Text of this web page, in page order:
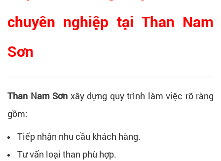
chuyên nghiệp tại Than Nam
Sơn
Than Nam Sơn xây dựng quy trình làm việc rõ ràng
gồm:
Tiếp nhận nhu cầu khách hàng.
Tư vấn loại than phù hợp.